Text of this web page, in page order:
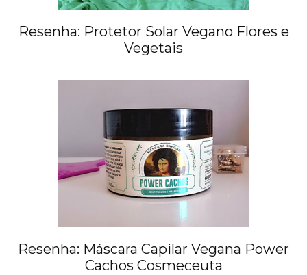
Resenha: Protetor Solar Vegano Flores e
Vegetais
Resenha: Máscara Capilar Vegana Power
Cachos Cosmeceuta